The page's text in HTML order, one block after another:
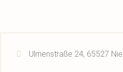
Ulmenstraße 24, 65527